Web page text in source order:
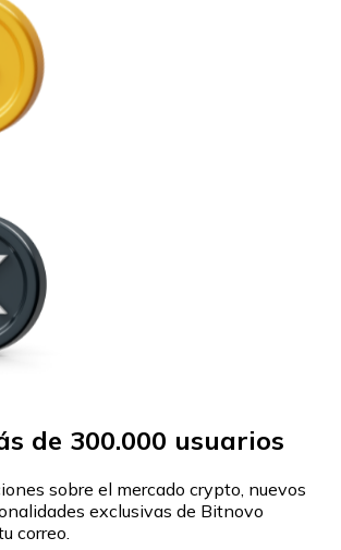
de 300.000 usuarios
sobre el mercado crypto, nuevos
exclusivas de Bitnovo
correo.